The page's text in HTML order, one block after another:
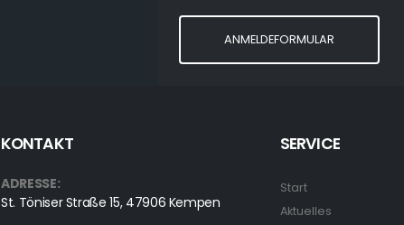
ANMELDEFORMULAR
KONTAKT
ADRESSE:
St. Töniser Straße 15, 47906 Kempen
SERVICE
Start
Aktuelles